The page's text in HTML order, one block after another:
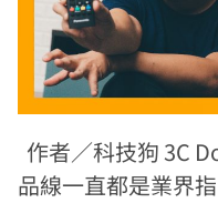
作者／科技狗 3C
品線一直都是業界